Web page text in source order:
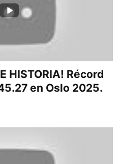
HISTORIA! Récord
en Oslo 2025.